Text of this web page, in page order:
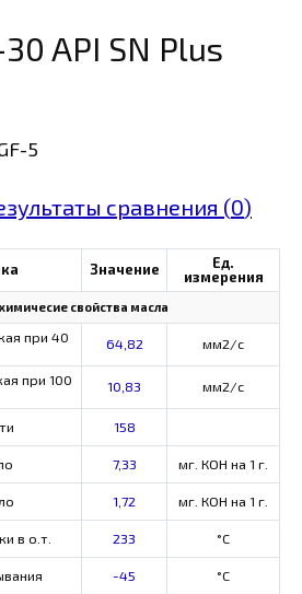
API SN Plus
5
сравнения (0)
Значение
Ед.
измерения
свойства масла
при 40
64,82 мм2/с
при 100
10,83 мм2/с
158
7,33 мг. КОН на 1 г.
1,72 мг. КОН на 1 г.
в о.т. 233 °C
-45 °C